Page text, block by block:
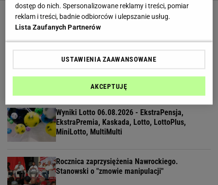
Polska na spotkaniu w Niemczech. Ministrowie
będą mówić o zagrożeniach
To Morawiecki robił na uroczystości
Wyniki Lotto 06.08.2026 - EkstraPensja,
EkstraPremia, Kaskada, Lotto, LottoPlus,
MiniLotto, MultiMulti
Rocznica zaprzysiężenia Nawrockiego.
Stanowski o "zmowie manipulacji"
dostęp do nich. Spersonalizowane reklamy i treści, pomiar
reklam i treści, badnie odbiorców i ulepszanie usług.
Lista Zaufanych Partnerów
USTAWIENIA ZAAWANSOWANE
AKCEPTUJĘ